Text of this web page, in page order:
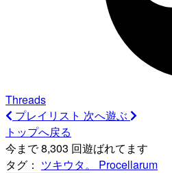
Threads
プレイリスト 次へ遊ぶ
トップへ戻る
今まで 8,303 回遊ばれてます
タグ： ツキウタ。 Procellarum